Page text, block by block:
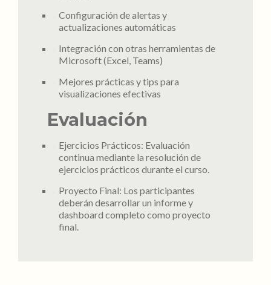
Configuración de alertas y
actualizaciones automáticas
Integración con otras herramientas de
Microsoft (Excel, Teams)
Mejores prácticas y tips para
visualizaciones efectivas
Evaluación
Ejercicios Prácticos: Evaluación
continua mediante la resolución de
ejercicios prácticos durante el curso.
Proyecto Final: Los participantes
deberán desarrollar un informe y
dashboard completo como proyecto
final.